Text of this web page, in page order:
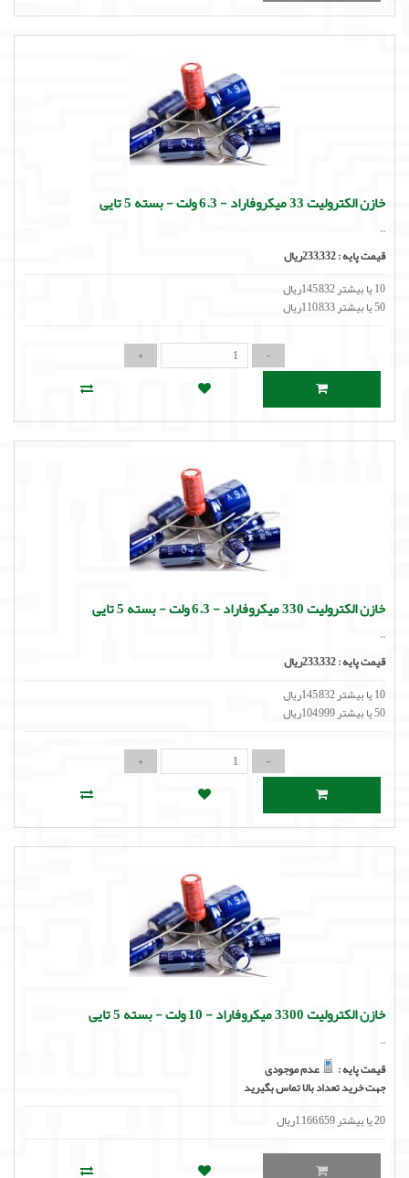
خازن الکترولیت 33 میکروفاراد - 6.3 ولت - بسته 5 تایی
..
قیمت پایه :233,332ریال
10 یا بیشتر 145,832ریال
50 یا بیشتر 110,833ریال
خازن الکترولیت 330 میکروفاراد - 6.3 ولت - بسته 5 تایی
..
قیمت پایه :233,332ریال
10 یا بیشتر 145,832ریال
50 یا بیشتر 104,999ریال
خازن الکترولیت 3300 میکروفاراد - 10 ولت - بسته 5 تایی
..
قیمت پایه :
عدم موجودی
جهت خرید تعداد بالا تماس بگیرید
20 یا بیشتر 1,166,659ریال